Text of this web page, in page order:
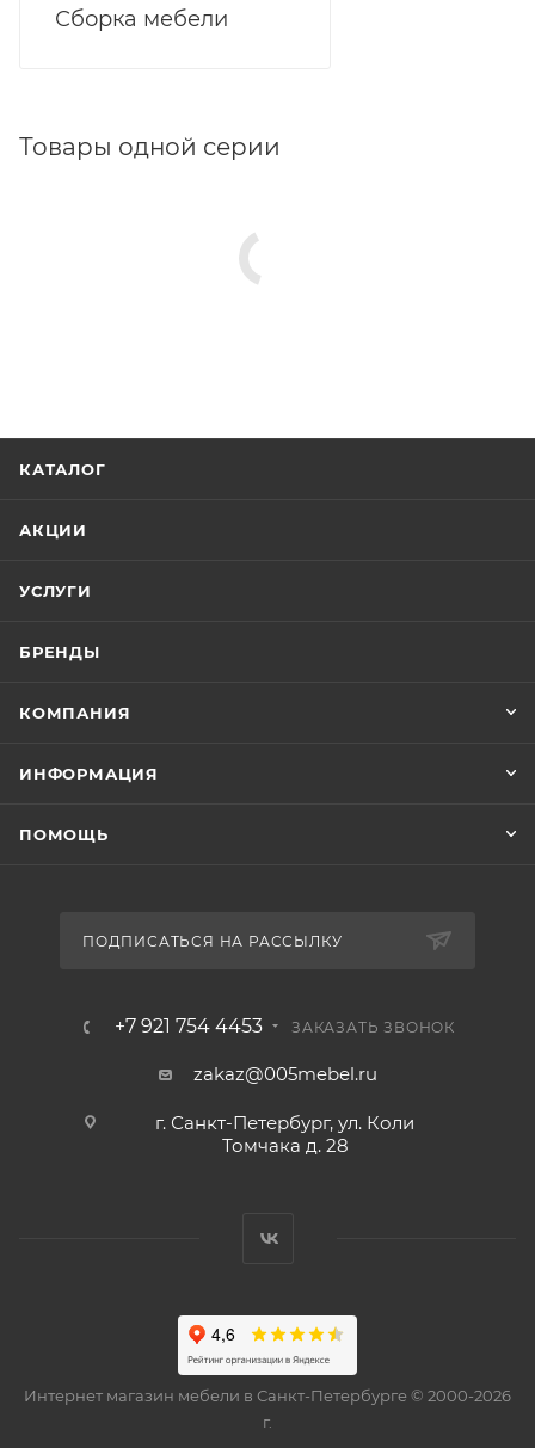
Сборка мебели
Товары одной серии
КАТАЛОГ
АКЦИИ
УСЛУГИ
БРЕНДЫ
КОМПАНИЯ
ИНФОРМАЦИЯ
ПОМОЩЬ
ПОДПИСАТЬСЯ НА РАССЫЛКУ
+7 921 754 4453 ЗАКАЗАТЬ ЗВОНОК
zakaz@005mebel.ru
г. Санкт-Петербург, ул. Коли
Томчака д. 28
Интернет магазин мебели в Санкт-Петербурге © 2000-2026
г.